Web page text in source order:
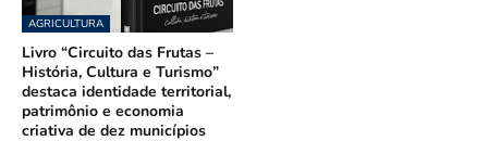
AGRICULTURA
Livro “Circuito das Frutas –
História, Cultura e Turismo”
destaca identidade territorial,
patrimônio e economia
criativa de dez municípios